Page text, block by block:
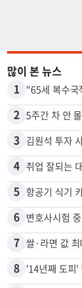
1
2 5주간 차 안
3 김원석 투자
4 취업 잘되는
5
6 변호사시험
7 쌀·라면 값